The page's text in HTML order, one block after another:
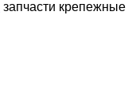
запчасти крепежные